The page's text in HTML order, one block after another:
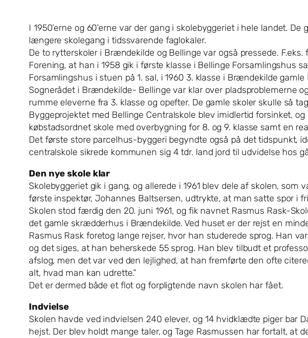
I 1950’erne og 60’erne var der gang i skolebyggeriet i hele landet.
længere skolegang i tidssvarende faglokaler.
De to rytterskoler i Brændekilde og Bellinge var også pressede.
Forening, at han i 1958 gik i første klasse i Bellinge Forsamlingshus
Forsamlingshus i stuen på 1. sal, i 1960 3. klasse i Brændekilde
Sognerådet i Brændekilde- Bellinge var klar over pladsproblemerne
rumme eleverne fra 3. klasse og opefter. De gamle skoler skulle så
Byggeprojektet med Bellinge Centralskole blev imidlertid forsinket,
købstadsordnet skole med overbygning for 8. og 9. klasse samt en
Det første store parcelhus-byggeri begyndte også på det tidspunkt,
centralskole sikrede kommunen sig 4 tdr. land jord til udvidelse hos
Den nye skole klar
Skolebyggeriet gik i gang, og allerede i 1961 blev dele af skolen,
første inspektør, Johannes Baltsersen, udtrykte, at man satte spor i
Skolen stod færdig den 20. juni 1961, og fik navnet Rasmus Rask-
det gamle skrædderhus i Brændekilde. Ved huset er der rejst en
Rasmus Rask foretog lange rejser, hvor han studerede sprog. Han
og det siges, at han beherskede 55 sprog. Han blev tilbudt et
afslog, men det var ved den lejlighed, at han fremførte den ofte
alt, hvad man kan udrette.”
Det er dermed både et flot og forpligtende navn skolen har fået.
Indvielse
Skolen havde ved indvielsen 240 elever, og 14 hvidklædte piger bar
hejst. Der blev holdt mange taler, og Tage Rasmussen har fortalt,